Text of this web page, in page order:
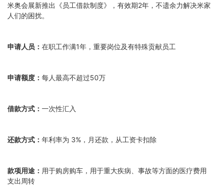
米奥会展新推出《员工借款制度》，有效期2年，不遗余力解决米家
人们的困扰。
申请人员： 在职工作满1年，重要岗位及有特殊贡献员工
申请额度： 每人最高不超过50万
借款方式： 一次性汇入
还款方式： 年利率为 3%，月还款，从工资卡扣除
款项用途： 用于购房购车，用于重大疾病、事故等方面的医疗费用
支出周转